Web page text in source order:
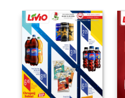
Ajencja
Kontakt